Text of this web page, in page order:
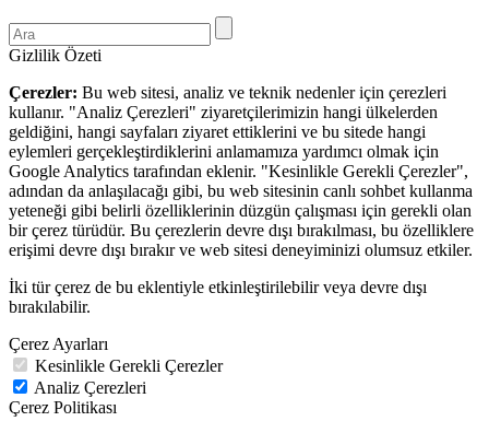
Gizlilik Özeti
Çerezler: Bu web sitesi, analiz ve teknik nedenler için çerezleri
kullanır. "Analiz Çerezleri" ziyaretçilerimizin hangi ülkelerden
geldiğini, hangi sayfaları ziyaret ettiklerini ve bu sitede hangi
eylemleri gerçekleştirdiklerini anlamamıza yardımcı olmak için
Google Analytics tarafından eklenir. "Kesinlikle Gerekli Çerezler",
adından da anlaşılacağı gibi, bu web sitesinin canlı sohbet kullanma
yeteneği gibi belirli özelliklerinin düzgün çalışması için gerekli olan
bir çerez türüdür. Bu çerezlerin devre dışı bırakılması, bu özelliklere
erişimi devre dışı bırakır ve web sitesi deneyiminizi olumsuz etkiler.
İki tür çerez de bu eklentiyle etkinleştirilebilir veya devre dışı
bırakılabilir.
Çerez Ayarları
Kesinlikle Gerekli Çerezler
Analiz Çerezleri
Çerez Politikası